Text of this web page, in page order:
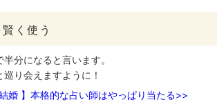
く使う
分になると言います。
り会えますように！
婚 】本格的な占い師はやっぱり当たる>>